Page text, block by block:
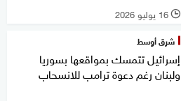
l 16 يوليو 2026
شرق أوسط
إسرائيل تتمسك بمواقعها بسوريا
ولبنان رغم دعوة ترامب للانسحاب